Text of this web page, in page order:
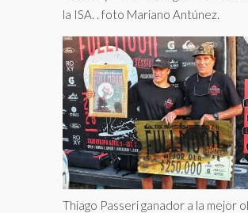
la ISA. . foto Mariano Antúnez.
Thiago Passeri ganador a la mejor